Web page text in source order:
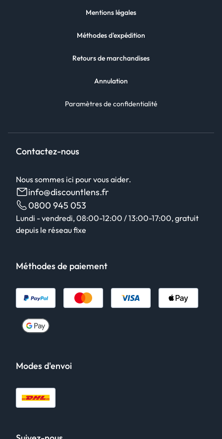
Mentions légales
Méthodes d'expédition
Retours de marchandises
Annulation
Paramètres de confidentialité
Contactez-nous
Nous sommes ici pour vous aider.
info@discountlens.fr
0800 945 053
Lundi - vendredi, 08:00-12:00 / 13:00-17:00, gratuit
depuis le réseau fixe
Méthodes de paiement
Modes d'envoi